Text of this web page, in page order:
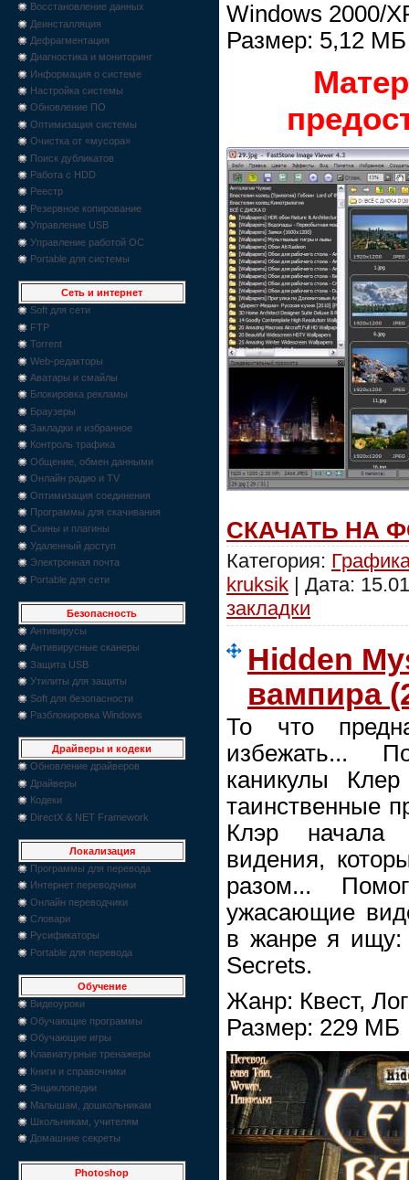
Восстановление данных
Деинсталляция
Дефрагментация
Диагностика и мониторинг
Информация о системе
Настройка системы
Обновление ПО
Оптимизация системы
Очистка от «мусора»
Поиск дубликатов
Работа с HDD
Реестр
Резервное копирование
Управление USB
Управление работой ОС
Portable для системы
Сеть и интернет
Soft для сети
FTP
Torrent
Web-редакторы
Аватары и смайлы
Блокировка рекламы
Браузеры
Закладки и избранное
Контроль трафика
Общение, обмен данными
Онлайн радио и TV
Оптимизация соединения
Программы для скачивания
Скины и плагины
Удаленный доступ
Электронная почта
Portable для сети
Безопасность
Антивирусы
Антивирусные сканеры
Защита USB
Утилиты для защиты
Soft для безопасности
Разблокировка Windows
Драйверы и кодеки
Обновление драйверов
Драйверы
Кодеки
DirectX & NET Framework
Локализация
Программы для перевода
Интернет переводчики
Онлайн переводчики
Словари
Русификаторы
Portable для перевода
Обучение
Видеоуроки
Обучающие программы
Обучающие игры
Клавиатурные тренажеры
Книги и справочники
Энциклопедии
Малышам, дошкольникам
Школьникам, учителям
Домашние секреты
Photoshop
Windows 2000/
Размер: 5,12 МБ
СКАЧАТЬ НА
Категория:
kruksik | Дата:
закладки
Hidden
вампира
То что
избежать...
каникулы
таинственные
Клэр начала
видения,
разом...
ужасающие
в жанре я ищу:
Secrets.
Жанр: Квест,
Размер: 229 МБ